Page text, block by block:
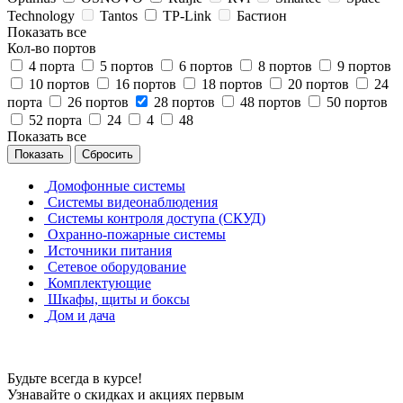
Technology
Tantos TP-Link
Бастион
Показать все
Кол-во портов
4 порта
5 портов 6 портов 8 портов
9 портов
10 портов
16 портов 18 портов 20 портов
24
порта
26 портов 28 портов 48 портов
50 портов
52 порта
24 4
48
Показать все
Сбросить
Домофонные системы
Системы видеонаблюдения
Системы контроля доступа (СКУД)
Охранно-пожарные системы
Источники питания
Сетевое оборудование
Комплектующие
Шкафы, щиты и боксы
Дом и дача
Будьте всегда в курсе!
Узнавайте о скидках и акциях первым